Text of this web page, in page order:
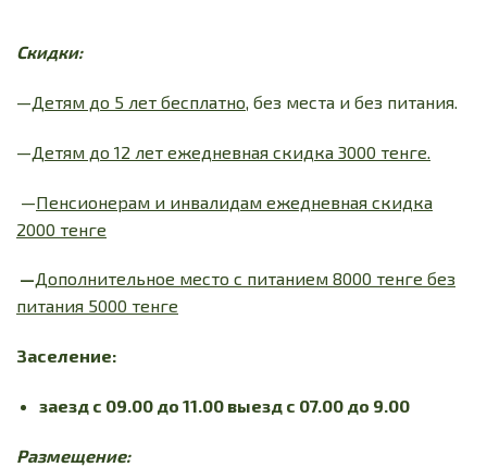
Скидки:
—Детям до 5 лет бесплатно, без места и без питания.
—Детям до 12 лет ежедневная скидка 3000 тенге.
—Пенсионерам и инвалидам ежедневная скидка
2000 тенге
—Дополнительное место с питанием 8000 тенге без
питания 5000 тенге
Заселение:
заезд с 09.00 до 11.00 выезд с 07.00 до 9.00
Размещение: